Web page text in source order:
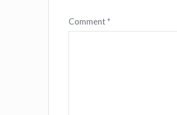
Comment *